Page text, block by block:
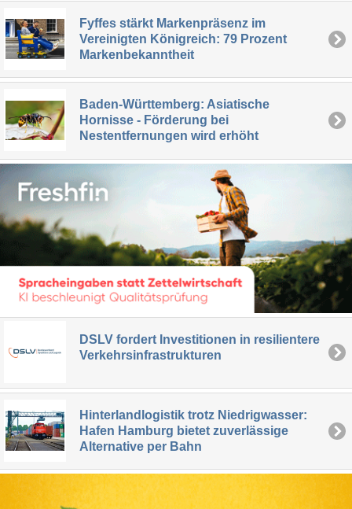
Fyffes stärkt Markenpräsenz im
Vereinigten Königreich: 79 Prozent
Markenbekanntheit
Baden-Württemberg: Asiatische
Hornisse - Förderung bei
Nestentfernungen wird erhöht
DSLV fordert Investitionen in resilientere
Verkehrsinfrastrukturen
Hinterlandlogistik trotz Niedrigwasser:
Hafen Hamburg bietet zuverlässige
Alternative per Bahn